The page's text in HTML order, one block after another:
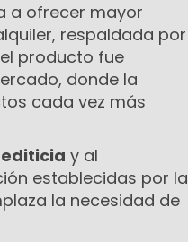
a ofrecer mayor
respaldada por
producto fue
donde la
cada vez más
y al
establecidas por la
la necesidad de